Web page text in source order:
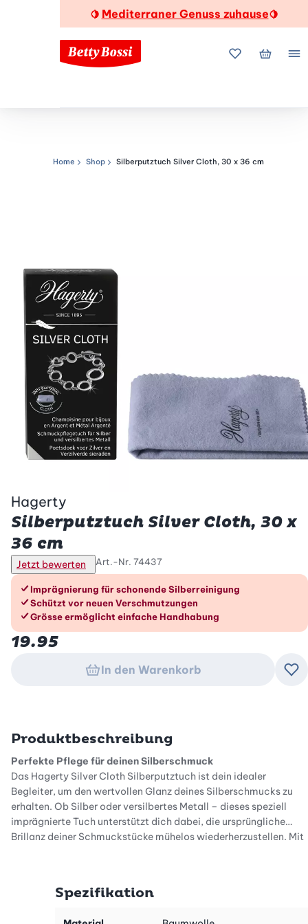
🍋 Mediterraner Genuss zuhause🍋
MeineMein
Navigationspfad
Home Shop Silberputztuch Silver Cloth, 30 x 36 cm
Hagerty
Silberputztuch Silver Cloth, 30 x
36 cm
Jetzt bewerten Art.-Nr. 74437
Die Vorteile im Überblick
Imprägnierung für schonende Silberreinigung
Schützt vor neuen Verschmutzungen
Grösse ermöglicht einfache Handhabung
19.95
In den Warenkorb
Produktbeschreibung
Perfekte Pflege für deinen Silberschmuck
Das Hagerty Silver Cloth Silberputztuch ist dein idealer
Begleiter, um den wertvollen Glanz deines Silberschmucks zu
erhalten. Ob Silber oder versilbertes Metall – dieses speziell
imprägnierte Tuch unterstützt dich dabei, die ursprüngliche
Brillanz deiner Schmuckstücke mühelos wiederherzustellen. Mit
er in neuem Glanz erstrahlt.
Spezifikation